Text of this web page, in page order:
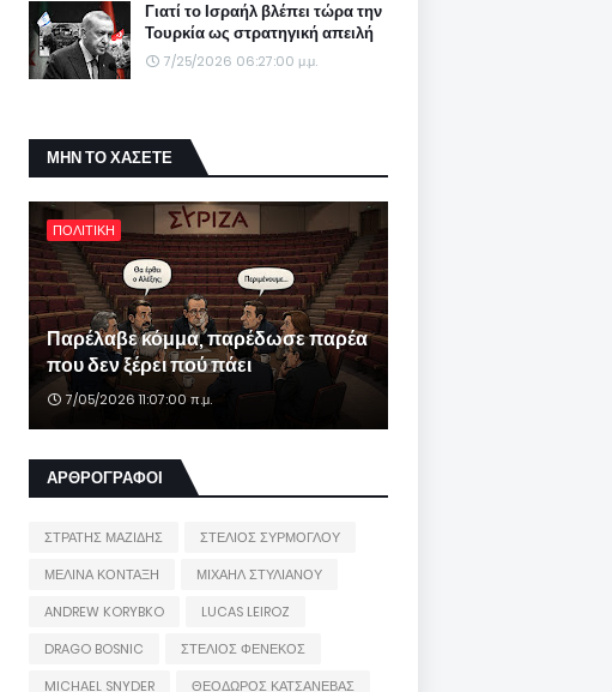
Γιατί το Ισραήλ βλέπει τώρα την
Τουρκία ως στρατηγική απειλή
7/25/2026 06:27:00 μ.μ.
ΜΗΝ ΤΟ ΧΑΣΕΤΕ
ΠΟΛΙΤΙΚΗ
Παρέλαβε κόμμα, παρέδωσε παρέα
που δεν ξέρει πού πάει
7/05/2026 11:07:00 π.μ.
ΑΡΘΡΟΓΡΑΦΟΙ
ΣΤΡΑΤΗΣ ΜΑΖΙΔΗΣ
ΣΤΕΛΙΟΣ ΣΥΡΜΟΓΛΟΥ
ΜΕΛΙΝΑ ΚΟΝΤΑΞΗ
ΜΙΧΑΗΛ ΣΤΥΛΙΑΝΟΥ
ANDREW KORYBKO
LUCAS LEIROZ
DRAGO BOSNIC
ΣΤΕΛΙΟΣ ΦΕΝΕΚΟΣ
MICHAEL SNYDER
ΘΕΟΔΩΡΟΣ ΚΑΤΣΑΝΕΒΑΣ